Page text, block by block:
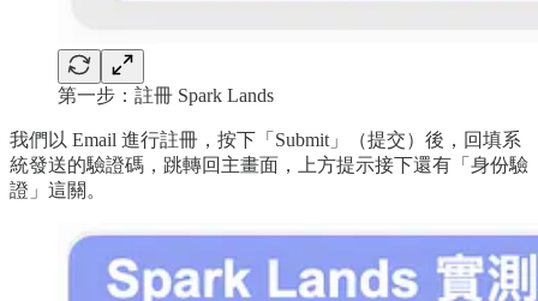
第一步：註冊 Spark Lands
我們以 Email 進行註冊，按下「Submit」（提交）後，回填系
統發送的驗證碼，跳轉回主畫面，上方提示接下還有「身份驗
證」這關。